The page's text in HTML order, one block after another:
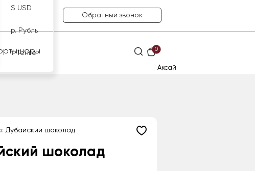
$ USD
р. Рубль
₸ Тенге
Обратный звонок
шары 0
Аксай
Дубайский шоколад
шоколад